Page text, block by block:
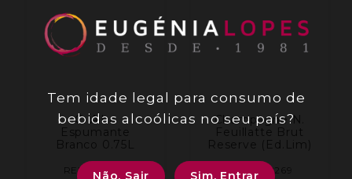
C. Alba
Espumante
Branco 0.75L
REF: 001100
Champagne N.
Feuillatte Brut
Reserve (Ed.Lim)
REF: 002269
Tem idade legal para consumo de
bebidas alcoólicas no seu país?
Não, Sair Sim, Entrar